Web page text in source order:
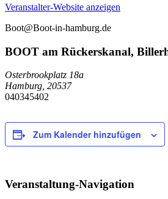
Veranstalter-Website anzeigen
Boot@Boot-in-hamburg.de
BOOT am Rückerskanal,
Osterbrookplatz 18a
Hamburg 20537
040345402
Zum Kalender hinzufügen
Veranstaltung-Navigation